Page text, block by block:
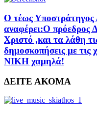
Ο τέως Υποστράτηγος
αναφέρει:Ο πρόεδρος
Χριστό ,και τα λάθη
δημοσκοπήσεις με τις
ΝΙΚΗ χαμηλά!
ΔΕΙΤΕ ΑΚΟΜΑ